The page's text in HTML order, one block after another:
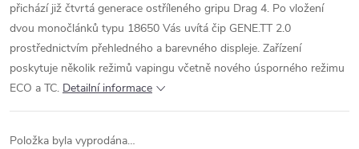
přichází již čtvrtá generace ostříleného gripu Drag 4. Po vložení
dvou monočlánků typu 18650 Vás uvítá čip GENE.TT 2.0
prostřednictvím přehledného a barevného displeje. Zařízení
poskytuje několik režimů vapingu včetně nového úsporného režimu
ECO a TC. Detailní informace
Položka byla vyprodána…